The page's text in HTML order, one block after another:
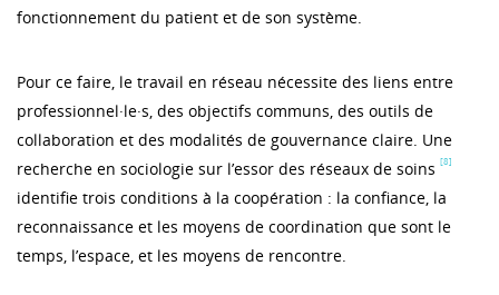
fonctionnement du patient et de son système.
Pour ce faire, le travail en réseau nécessite des liens entre
professionnel·le·s, des objectifs communs, des outils de
collaboration et des modalités de gouvernance claire. Une
recherche en sociologie sur l’essor des réseaux de soins [8]
identifie trois conditions à la coopération : la confiance, la
reconnaissance et les moyens de coordination que sont le
temps, l’espace, et les moyens de rencontre.